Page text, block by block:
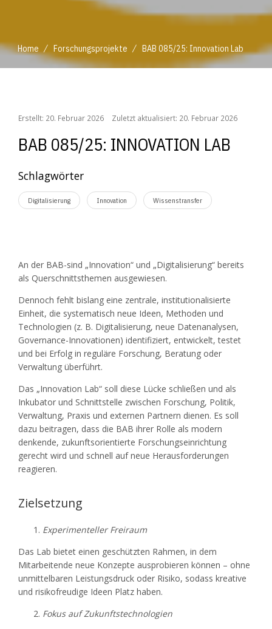
Home / Forschungsprojekte / BAB 085/25: Innovation Lab
Erstellt: 20. Februar 2026 Zuletzt aktualisiert: 20. Februar 2026
BAB 085/25: INNOVATION LAB
Schlagwörter
Digitalisierung Innovation Wissenstransfer
An der BAB-sind „Innovation“ und „Digitalisierung“ bereits
als Querschnittsthemen ausgewiesen.
Dennoch fehlt bislang eine zentrale, institutionalisierte
Einheit, die systematisch neue Ideen, Methoden und
Technologien (z. B. Digitalisierung, neue Datenanalysen,
Governance-Innovationen) identifiziert, entwickelt, testet
und bei Erfolg in reguläre Forschung, Beratung oder
Verwaltung überführt.
Das „Innovation Lab“ soll diese Lücke schließen und als
Inkubator und Schnittstelle zwischen Forschung, Politik,
Verwaltung, Praxis und externen Partnern dienen. Es soll
dazu beitragen, dass die BAB ihrer Rolle als modern
denkende, zukunftsorientierte Forschungseinrichtung
gerecht wird und schnell auf neue Herausforderungen
reagieren.
Zielsetzung
Experimenteller Freiraum
Das Lab bietet einen geschützten Rahmen, in dem
Mitarbeitende neue Konzepte ausprobieren können – ohne
unmittelbaren Leistungsdruck oder Risiko, sodass kreative
und risikofreudige Ideen Platz haben.
Fokus auf Zukunftstechnologien